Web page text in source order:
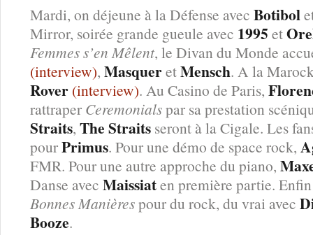
Mardi, on déjeune à la Défense avec Botibol
Mirror, soirée grande gueule avec 1995 et
Femmes s’en Mêlent, le Divan du Monde
(interview), MasqueretMensch. A la
Rover (interview). Au Casino de Paris,
rattraper Ceremonialspar sa prestation
Straits, The Straits seront à la Cigale. Les
pourPrimus. Pour une démo de space rock,
FMR. Pour une autre approche du piano,
Danse avec Maissiaten première partie.
Bonnes Manièrespour du rock, du vrai avec
Booze.